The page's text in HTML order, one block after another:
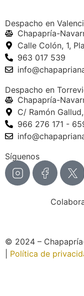
Despacho en
Chapapría-
Calle Colón, 1,
963 017 539
Despacho en
Chapapría-
C/ Ramón
966 276 171 -
Síguenos
© 2024 –
Política de